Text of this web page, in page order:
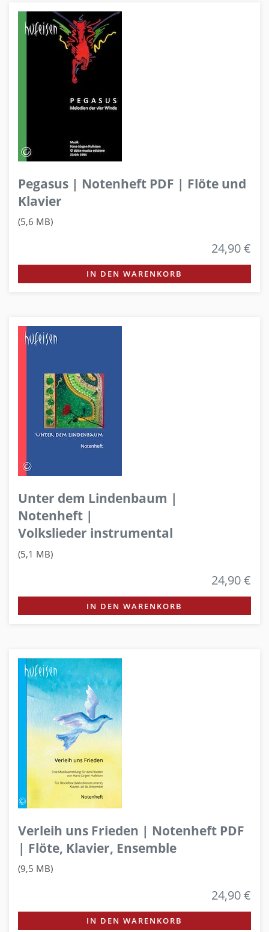
Pegasus | Notenheft PDF | Flöte und
Klavier
(5,6 MB)
24,90 €
IN DEN WARENKORB
Unter dem Lindenbaum |
Notenheft |
Volkslieder instrumental
(5,1 MB)
24,90 €
IN DEN WARENKORB
Verleih uns Frieden | Notenheft PDF
| Flöte, Klavier, Ensemble
(9,5 MB)
24,90 €
IN DEN WARENKORB